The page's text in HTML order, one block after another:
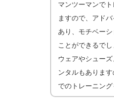
マンツーマンで
ますので、アド
あり、モチベー
ことができるでし
ウェアやシュー
ンタルもありま
でのトレーニング